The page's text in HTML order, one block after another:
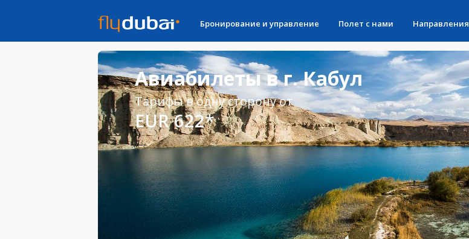
Бронирование и управление Полет с нами Направления
Авиабилеты в г. Кабул
Тарифы в одну сторону от
EUR 622*